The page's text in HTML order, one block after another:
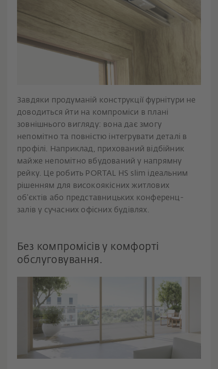
Завдяки продуманій конструкції фурнітури не
доводиться йти на компроміси в плані
зовнішнього вигляду: вона дає змогу
непомітно та повністю інтегрувати деталі в
профілі. Наприклад, прихований відбійник
майже непомітно вбудований у напрямну
рейку. Це робить PORTAL HS slim ідеальним
рішенням для високоякісних житлових
об’єктів або представницьких конференц-
залів у сучасних офісних будівлях.
Без компромісів у комфорті
обслуговування.